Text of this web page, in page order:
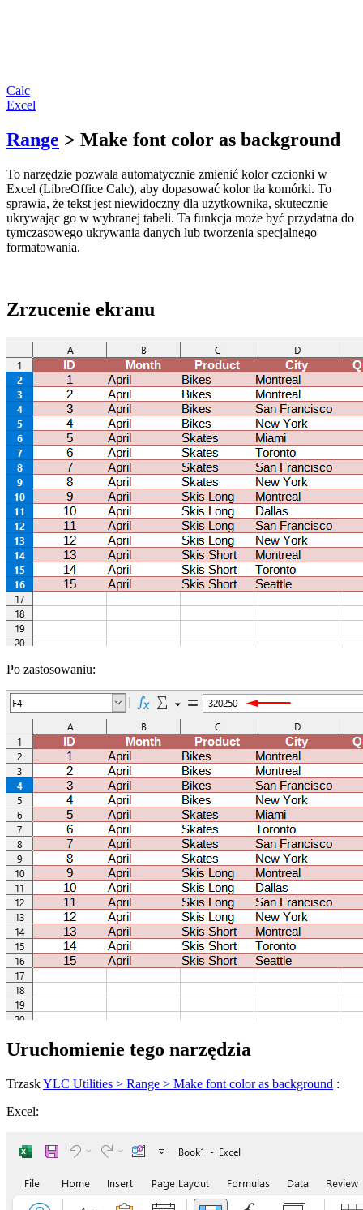
Calc
Excel
Range > Make font color as background
To narzędzie pozwala automatycznie zmienić kolor czcionki w
Excel (LibreOffice Calc), aby dopasować kolor tła komórki. To
sprawia, że tekst jest niewidoczny dla użytkownika, skutecznie
ukrywając go w wybranej tabeli. Ta funkcja może być przydatna do
tymczasowego ukrywania danych lub tworzenia specjalnego
formatowania.
Zrzucenie ekranu
Po zastosowaniu:
Uruchomienie tego narzędzia
TrzaskYLC Utilities > Range > Make font color as background :
Excel: